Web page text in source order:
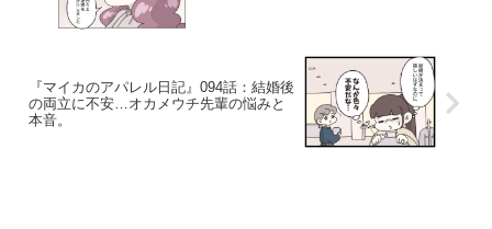
『マイカのアパレル日記』094話：結婚後
の両立に不安…オカメウチ先輩の悩みと
本音。